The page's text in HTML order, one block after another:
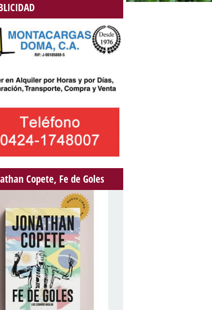
Copete, Fe de Goles